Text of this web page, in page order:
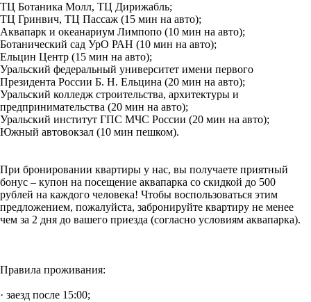
ТЦ Ботаника Молл, ТЦ Дирижабль;
ТЦ Гринвич, ТЦ Пассаж (15 мин на авто);
Аквапарк и океанариум Лимпопо (10 мин на авто);
Ботанический сад УрО РАН (10 мин на авто);
Ельцин Центр (15 мин на авто);
Уральский федеральный университет имени первого
Президента России Б. Н. Ельцина (20 мин на авто);
Уральский колледж строительства, архитектуры и
предпринимательства (20 мин на авто);
Уральский институт ГПС МЧС России (20 мин на авто);
Южный автовокзал (10 мин пешком).
При бронировании квартиры у нас, вы получаете приятный
бонус – купон на посещение аквапарка со скидкой до 500
рублей на каждого человека! Чтобы воспользоваться этим
предложением, пожалуйста, забронируйте квартиру не менее
чем за 2 дня до вашего приезда (согласно условиям аквапарка).
Правила проживания:
· заезд после 15:00;